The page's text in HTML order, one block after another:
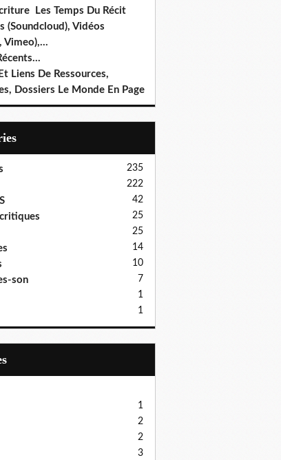
Les Temps Du Récit
(Soundcloud), Vidéos
Vimeo),...
Liens De Ressources,
Dossiers Le Monde En Page
235
222
42
25
25
14
10
son 7
1
1
1
2
2
3